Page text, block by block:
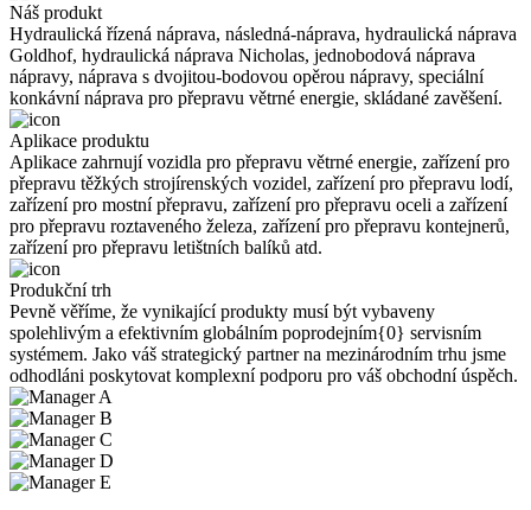
Náš produkt
Hydraulická řízená náprava, následná-náprava, hydraulická náprava
Goldhof, hydraulická náprava Nicholas, jednobodová náprava
nápravy, náprava s dvojitou-bodovou opěrou nápravy, speciální
konkávní náprava pro přepravu větrné energie, skládané zavěšení.
Aplikace produktu
Aplikace zahrnují vozidla pro přepravu větrné energie, zařízení pro
přepravu těžkých strojírenských vozidel, zařízení pro přepravu lodí,
zařízení pro mostní přepravu, zařízení pro přepravu oceli a zařízení
pro přepravu roztaveného železa, zařízení pro přepravu kontejnerů,
zařízení pro přepravu letištních balíků atd.
Produkční trh
Pevně ​​věříme, že vynikající produkty musí být vybaveny
spolehlivým a efektivním globálním poprodejním{0} servisním
systémem. Jako váš strategický partner na mezinárodním trhu jsme
odhodláni poskytovat komplexní podporu pro váš obchodní úspěch.